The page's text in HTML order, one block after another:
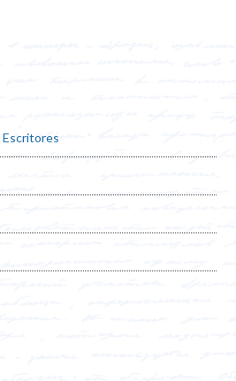
Escritores